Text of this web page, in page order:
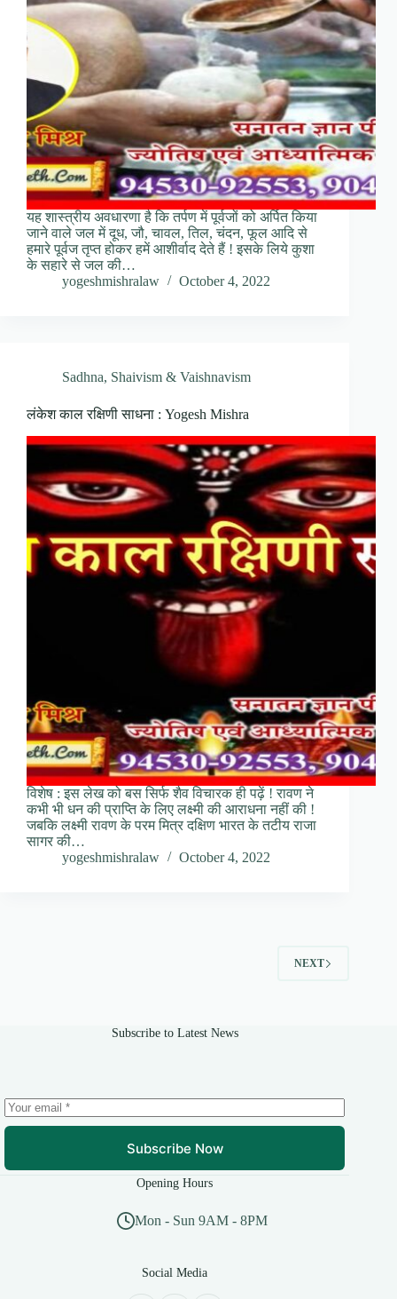
यह शास्त्रीय अवधारणा है कि तर्पण में पूर्वजों को अर्पित किया
जाने वाले जल में दूध, जौ, चावल, तिल, चंदन, फूल आदि से
हमारे पूर्वज तृप्त होकर हमें आशीर्वाद देते हैं ! इसके लिये कुशा
के सहारे से जल की…
yogeshmishralaw
October 4, 2022
Sadhna, Shaivism & Vaishnavism
लंकेश काल रक्षिणी साधना : Yogesh Mishra
विशेष : इस लेख को बस सिर्फ शैव विचारक ही पढ़ें ! रावण ने
कभी भी धन की प्राप्ति के लिए लक्ष्मी की आराधना नहीं की !
जबकि लक्ष्मी रावण के परम मित्र दक्षिण भारत के तटीय राजा
सागर की…
yogeshmishralaw
October 4, 2022
NEXT
Subscribe to Latest News
Subscribe Now
Opening Hours
Mon - Sun 9AM - 8PM
Social Media